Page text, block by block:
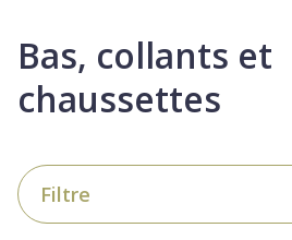
Bas, collants et
chaussettes
Filtre